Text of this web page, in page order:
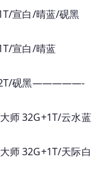
宣白/晴蓝/砚黑
宣白/晴蓝
2T/砚黑—————-
师 32G+1T/云水蓝
师 32G+1T/天际白